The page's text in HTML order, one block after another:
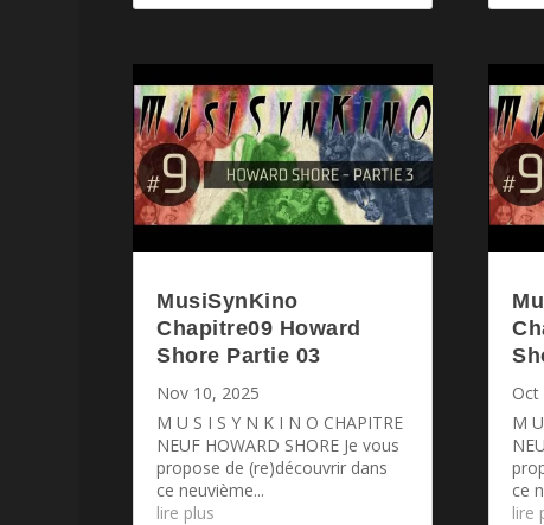
MusiSynKino
Chapitre09 Howard
Shore Partie 03
Nov 10, 2025
M U S I S Y N K I N O CHAPITRE
NEUF HOWARD SHORE Je vous
propose de (re)découvrir dans
ce neuvième...
lire plus
Oct
M
ce
lire